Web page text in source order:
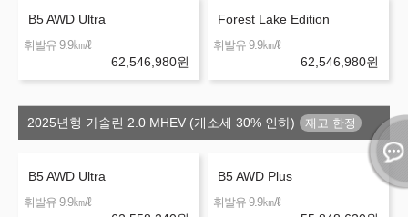
B5 AWD Ultra
휘발유 9.9㎞/ℓ
62,546,980원
Forest Lake Edition
휘발유 9.9㎞/ℓ
62,546,980원
2025년형 가솔린 2.0 MHEV (개소세 30% 인하)
B5 AWD Ultra
휘발유 9.9㎞/ℓ
B5 AWD Plus
휘발유 9.9㎞/ℓ